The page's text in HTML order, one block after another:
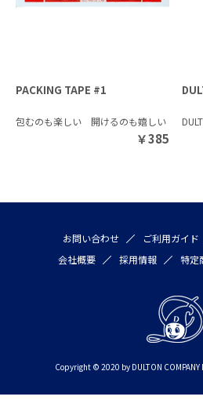
PACKING TAPE #1
包むのも楽しい 開けるのも嬉しい
￥385
お問い合わせ ご利用ガイド
会社概要
採用情報 特定
Copyright © 2020 by DULTON